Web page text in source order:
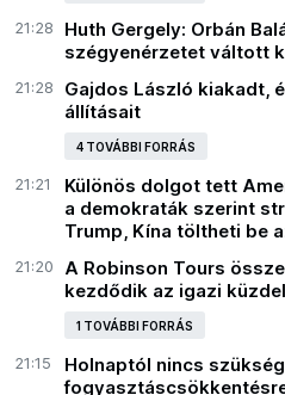
21:28
Huth Gergely: Orbán
szégyenérzetet váltott
21:28
Gajdos László kiakadt,
állításait
4 TOVÁBBI FORRÁS
21:21
Különös dolgot tett
a demokraták szerint
Trump, Kína töltheti be
21:20
A Robinson Tours
kezdődik az igazi
1 TOVÁBBI FORRÁS
21:15
Holnaptól nincs